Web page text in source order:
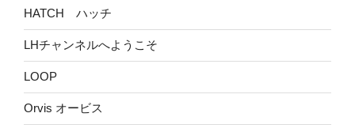
HATCH ハッチ
LHチャンネルへようこそ
LOOP
Orvis オービス